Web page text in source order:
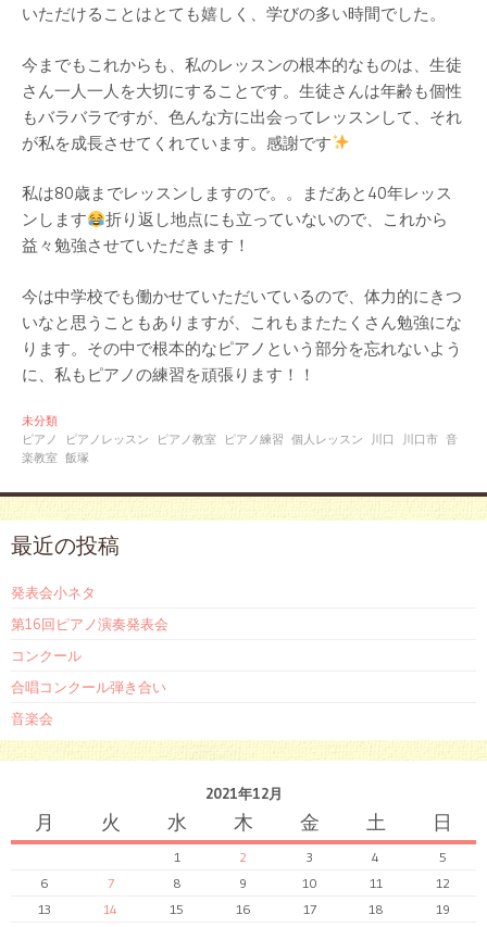
いただけることはとても嬉しく、学びの多い時間でした。
今までもこれからも、私のレッスンの根本的なものは、生徒
さん一人一人を大切にすることです。生徒さんは年齢も個性
もバラバラですが、色んな方に出会ってレッスンして、それ
が私を成長させてくれています。感謝です
私は80歳までレッスンしますので。。まだあと40年レッス
ンします
折り返し地点にも立っていないので、これから
益々勉強させていただきます！
今は中学校でも働かせていただいているので、体力的にきつ
いなと思うこともありますが、これもまたたくさん勉強にな
ります。その中で根本的なピアノという部分を忘れないよう
に、私もピアノの練習を頑張ります！！
未分類
ピアノ
ピアノレッスン ピアノ教室 ピアノ練習 個人レッスン 川口 川口市 音
楽教室 飯塚
最近の投稿
発表会小ネタ
第16回ピアノ演奏発表会
コンクール
合唱コンクール弾き合い
音楽会
2021年12月
月 火 水 木 金 土 日
1 2 3 4
5
6
7 8 9 10 11
12
13
14 15 16 17 18 19